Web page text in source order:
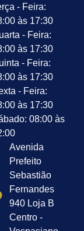
- Feira:
às 17:30
- Feira:
às 17:30
- Feira:
às 17:30
- Feira:
às 17:30
08:00 às
Avenida
Prefeito
Sebastião
Fernandes
940 Loja B
Centro -